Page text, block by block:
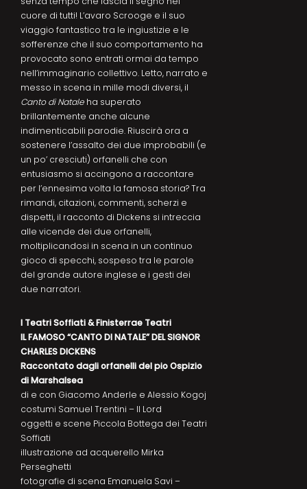
cuore di tutti! L’avaro Scrooge e il suo
viaggio fantastico tra le ingiustizie e le
sofferenze che il suo comportamento ha
provocato sono entrati ormai da tempo
nell’immaginario collettivo. Letto, narrato e
messo in scena in mille modi diversi, il
Canto di Natale ha superato
brillantemente anche alcune
indimenticabili parodie. Riuscirà ora a
sostenere l’assalto dei due improbabili (e
un po’ cresciuti) orfanelli che con
entusiasmo si accingono a raccontare
per l’ennesima volta la famosa storia? Tra
rimandi, citazioni, commenti, scherzi e
dispetti, il racconto di Dickens si intreccia
alle vicende dei due orfanelli,
moltiplicandosi in scena in un continuo
gioco di specchi, sospeso tra le parole
del grande autore inglese e i gesti dei
due narratori.
I Teatri Soffiati & Finisterrae Teatri
IL FAMOSO “CANTO DI NATALE” DEL SIGNOR
CHARLES DICKENS
Raccontato dagli orfanelli del pio Ospizio
di Marshalsea
di e con Giacomo Anderle e Alessio Kogoj
costumi Samuel Trentini – Il Lord
oggetti e scene Piccola Bottega dei Teatri
Soffiati
illustrazione ad acquerello Mirka
Perseghetti
fotografie di scena Emanuela Savi –